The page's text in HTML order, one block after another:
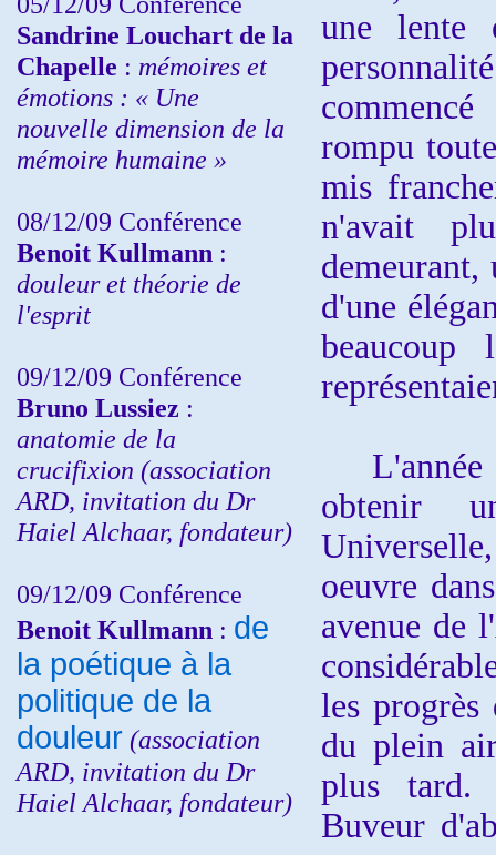
Sandrine Louchart de la
Chapelle : mémoires et
émotions : « Une
nouvelle dimension de la
mémoire humaine »
08/12/09 Conférence
Benoit Kullmann :
douleur et théorie de
l'esprit
09/12/09 Conférence
Bruno Lussiez :
anatomie de la
crucifixion (association
ARD, invitation du Dr
Haiel Alchaar, fondateur)
09/12/09 Conférence
Benoit Kullmann : de
la poétique à la
politique de la
douleur (association
ARD, invitation du Dr
Haiel Alchaar, fondateur)
une lente
rompu
mis
n'avait
demeurant,
d'une
beaucoup
L'année
obtenir
oeuvre
avenue de
les progrès
du plein
plus tard.
Buveur